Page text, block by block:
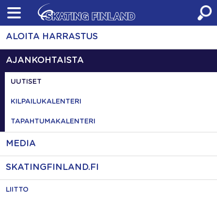
Skip
content
ALOITA HARRASTUS
AJANKOHTAISTA
UUTISET
KILPAILUKALENTERI
TAPAHTUMAKALENTERI
MEDIA
SKATINGFINLAND.FI
LIITTO